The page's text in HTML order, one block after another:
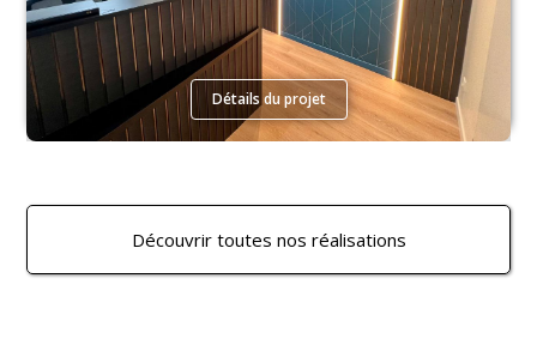
Détails du projet
Découvrir toutes nos réalisations